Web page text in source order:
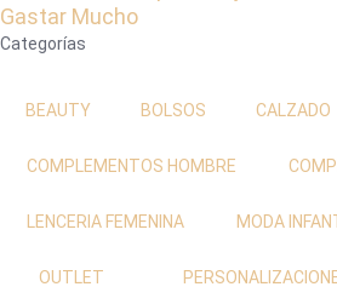
Gastar Mucho
Categorías
BEAUTY BOLSOS CALZADO
COMPLEMENTOS HOMBRE
LENCERIA FEMENINA MODA
OUTLET